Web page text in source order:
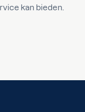
kan bieden.